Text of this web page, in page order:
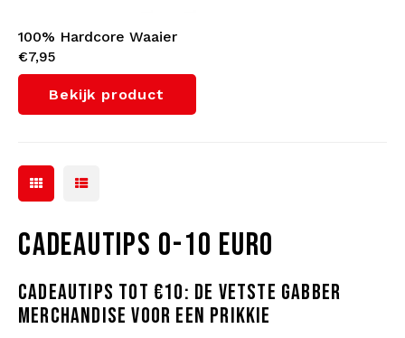
100% Hardcore Waaier
'Essential' (Green)
€7,95
Bekijk product
CADEAUTIPS 0-10 EURO
CADEAUTIPS TOT €10: DE VETSTE GABBER
MERCHANDISE VOOR EEN PRIKKIE